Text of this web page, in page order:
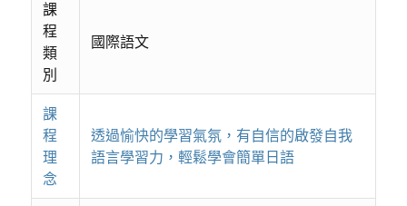
課
程
類
別
國際語文
課
程
理
念
透過愉快的學習氣氛，有自信的啟發自我
語言學習力，輕鬆學會簡單日語